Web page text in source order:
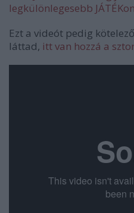
legkülönlegesebb
Ezt a videót pedig
láttad, itt van hozzá a